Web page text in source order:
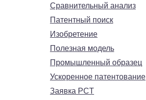
Сравнительный анализ
Патентный поиск
Изобретение
Полезная модель
Промышленный образец
Ускоренное патентование
Заявка PCT